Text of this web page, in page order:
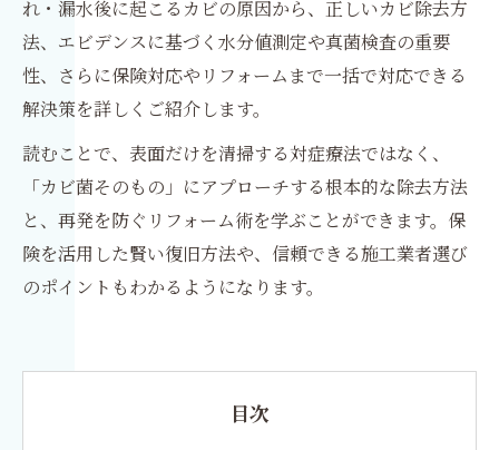
れ・漏水後に起こるカビの原因から、正しいカビ除去方
法、エビデンスに基づく水分値測定や真菌検査の重要
性、さらに保険対応やリフォームまで一括で対応できる
解決策を詳しくご紹介します。
読むことで、表面だけを清掃する対症療法ではなく、
「カビ菌そのもの」にアプローチする根本的な除去方法
と、再発を防ぐリフォーム術を学ぶことができます。保
険を活用した賢い復旧方法や、信頼できる施工業者選び
のポイントもわかるようになります。
目次